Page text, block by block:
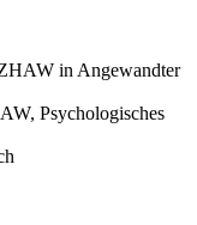
in Angewandter
Psychologisches